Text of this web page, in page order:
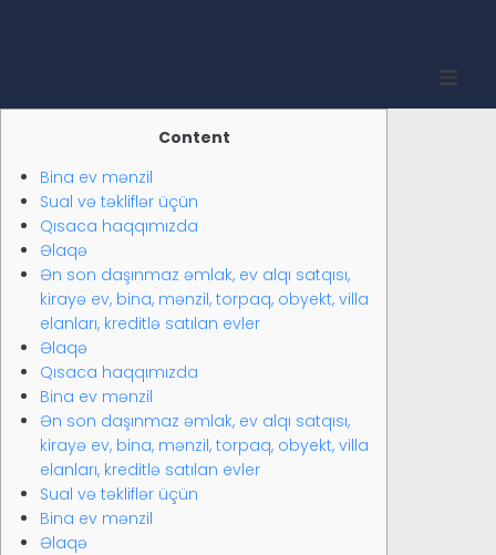
Quienes somos
Propiedades
Compradores
Vendedores
Contacto
Inglés
Alemán
Content
Bina ev mənzil
Sual və təkliflər üçün
Qısaca haqqımızda
Əlaqə
Ən son daşınmaz əmlak, ev alqı satqısı,
kirayə ev, bina, mənzil, torpaq, obyekt, villa
elanları, kreditlə satılan evler
Əlaqə
Qısaca haqqımızda
Bina ev mənzil
Ən son daşınmaz əmlak, ev alqı satqısı,
kirayə ev, bina, mənzil, torpaq, obyekt, villa
elanları, kreditlə satılan evler
Sual və təkliflər üçün
Bina ev mənzil
Əlaqə